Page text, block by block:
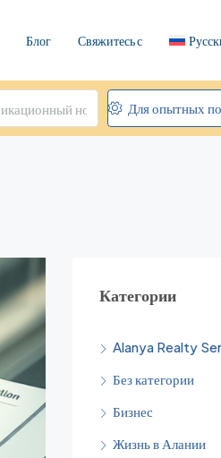
Блог Свяжитесь с
Для опытных
Категории
Alanya Realty
Без категории
Бизнес
Жизнь в Алании